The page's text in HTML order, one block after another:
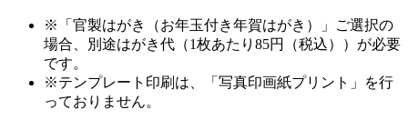
※「官製はがき（お年玉付き年賀はがき）」ご選択の
場合、別途はがき代（1枚あたり85円（税込））が必要
です。
※テンプレート印刷は、「写真印画紙プリント」を行
っておりません。